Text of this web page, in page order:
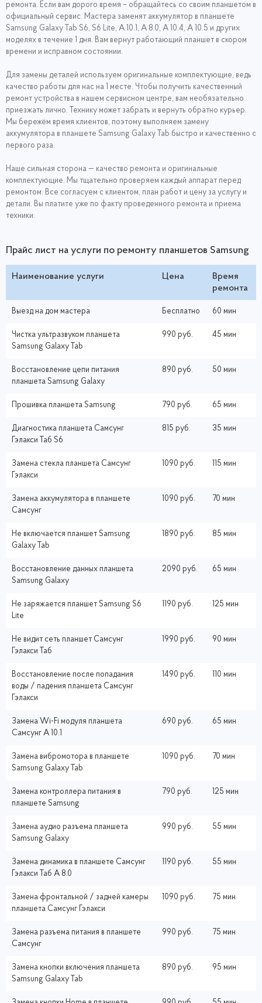
ремонта. Если вам дорого время – обращайтесь со своим планшетом в
официальный сервис. Мастера заменят аккумулятор в планшете
Samsung Galaxy Tab S6, S6 Lite, A 10.1, A 8.0, A 10.4, A 10.5 и других
моделях в течение 1 дня. Вам вернут работающий планшет в скором
времени и исправном состоянии.
Для замены деталей используем оригинальные комплектующие, ведь
качество работы для нас на 1 месте. Чтобы получить качественный
ремонт устройства в нашем сервисном центре, вам необязательно
приезжать лично. Технику может забрать и вернуть обратно курьер.
Мы бережём время клиентов, поэтому выполняем замену
аккумулятора в планшете Samsung Galaxy Tab быстро и качественно с
первого раза.
Наше сильная сторона — качество ремонта и оригинальные
комплектующие. Мы тщательно проверяем каждый аппарат перед
ремонтом. Все согласуем с клиентом, план работ и цену за услугу и
детали. Вы платите уже по факту проведенного ремонта и приема
техники.
Прайс лист на услуги по ремонту планшетов Samsung
Наименование услуги Цена
Время
ремонта
Выезд на дом мастера Бесплатно 60 мин
Чистка ультразвуком планшета
Samsung Galaxy Tab
990 руб. 45 мин
Восстановление цепи питания
планшета Samsung Galaxy
890 руб. 50 мин
Прошивка планшета Samsung 790 руб. 65 мин
Диагностика планшета Самсунг
Гэлакси Таб S6
815 руб. 35 мин
Замена cтекла планшета Самсунг
Гэлакси
1090 руб. 115 мин
Замена аккумулятора в планшете
Самсунг
1090 руб. 70 мин
Не включается планшет Samsung
Galaxy Tab
1890 руб. 85 мин
Восстановление данных планшета
Samsung Galaxy
2090 руб. 65 мин
Не заряжается планшет Samsung S6
Lite
1190 руб. 125 мин
Не видит сеть планшет Самсунг
Гэлакси Таб
1990 руб. 90 мин
Восстановление после попадания
воды / падения планшета Самсунг
Гэлакси
1490 руб. 110 мин
Замена Wi-Fi модуля планшета
Самсунг A 10.1
690 руб. 65 мин
Замена вибромотора в планшете
Samsung Galaxy Tab
1090 руб. 70 мин
Замена контроллера питания в
планшете Samsung
790 руб. 125 мин
Замена аудио разъема планшета
Samsung Galaxy
990 руб. 55 мин
Замена динамика в планшете Самсунг
Гэлакси Таб A 8.0
1190 руб. 55 мин
Замена фронтальной / задней камеры
планшета Самсунг Гэлакси
1090 руб. 75 мин
Замена разъема питания в планшете
Самсунг
990 руб. 75 мин
Замена кнопки включения планшета
Samsung Galaxy Tab
890 руб. 95 мин